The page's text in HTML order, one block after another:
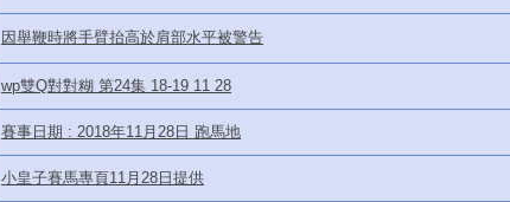
因舉鞭時將手臂抬高於肩部水平被警告
wp雙Q對對糊 第24集 18-19 11 28
賽事日期 : 2018年11月28日 跑馬地
小皇子賽馬專頁11月28日提供